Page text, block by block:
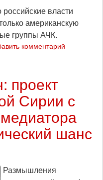
власти
американскую
группы АЧК.
комментарий
проект
Сирии с
шанс
Размышления